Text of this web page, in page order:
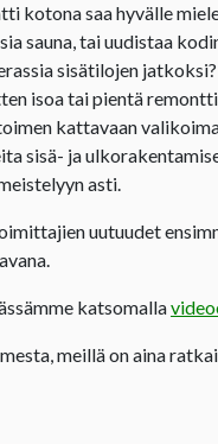
kotona saa hyvälle
sauna, tai uudistaa
sisätilojen
isoa tai pientä
kattavaan
sisä- ja
asti.
uutuudet
katsomalla
meillä on aina